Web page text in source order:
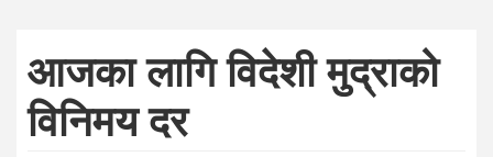
संघीय
प्रविधि
आजका लागि विदेशी मुद्राको
विनिमय दर